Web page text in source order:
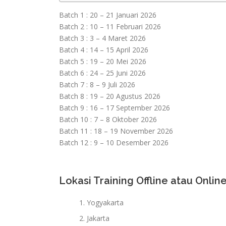
Batch 1 : 20 – 21 Januari 2026
Batch 2 : 10 – 11 Februari 2026
Batch 3 : 3 – 4 Maret 2026
Batch 4 : 14 – 15 April 2026
Batch 5 : 19 – 20 Mei 2026
Batch 6 : 24 – 25 Juni 2026
Batch 7 : 8 – 9 Juli 2026
Batch 8 : 19 – 20 Agustus 2026
Batch 9 : 16 – 17 September 2026
Batch 10 : 7 – 8 Oktober 2026
Batch 11 : 18 – 19 November 2026
Batch 12 : 9 – 10 Desember 2026
Lokasi Training Offline atau
Yogyakarta
Jakarta